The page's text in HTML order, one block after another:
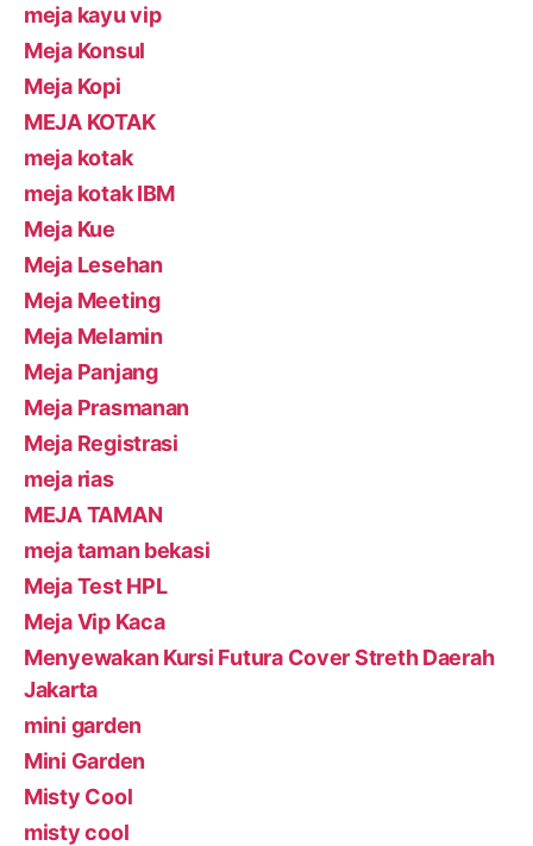
meja kayu vip
Meja Konsul
Meja Kopi
MEJA KOTAK
meja kotak
meja kotak IBM
Meja Kue
Meja Lesehan
Meja Meeting
Meja Melamin
Meja Panjang
Meja Prasmanan
Meja Registrasi
meja rias
MEJA TAMAN
meja taman bekasi
Meja Test HPL
Meja Vip Kaca
Menyewakan Kursi Futura Cover Streth Daerah
Jakarta
mini garden
Mini Garden
Misty Cool
misty cool